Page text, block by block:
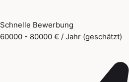
Schnelle Bewerbung
60000 - 80000 € / Jahr (geschätzt)